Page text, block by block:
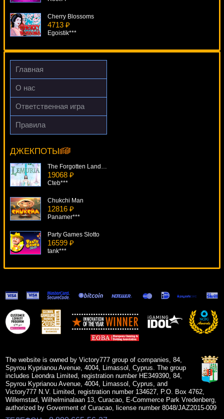
Cherry Blossoms
4713 ₽
Egoistik***
Karate Pig
1832 ₽
drink***
Главная
О нас
Ответственная игра
Правила
ДЖЕКПОТЫ
Fountain Of Youth
number***
The Forgotten Land Of Lemuria
19068 ₽
Cteb***
Chukchi Man
12816 ₽
Panamer***
Party Games Slotto
16599 ₽
tank***
Fairytale Legends: Hansel & Gretel
9633 ₽
Root77***
Gold Coast
The website is owned by Victory777 group of companies, 84,
Spyrou Kyprianou Avenue, 4004, Limassol, Cyprus. The group
includes Leondra Limited, registration number HE349390, 84,
Spyrou Kyprianou Avenue, 4004, Limassol, Cyprus, and
Victory777 N.V. Limited, registration number 134627, P.O. Box 4762,
Willemstad, Wilhelminalaan 13, Curacao, E-Commerce Park Vredenberg,
authorized by Goverment of Curacao, license number 8048/JAZ2015-009